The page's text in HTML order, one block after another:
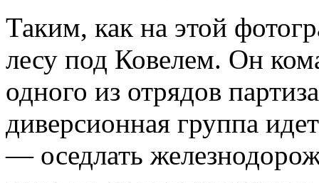
Таким, как на этой
лесу под Ковелем. Он
одного из отрядов
диверсионная группа
— оседлать